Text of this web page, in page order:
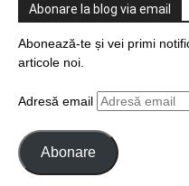
Abonare la blog via email
Abonează-te și vei primi
articole noi.
Adresă email
Abonare